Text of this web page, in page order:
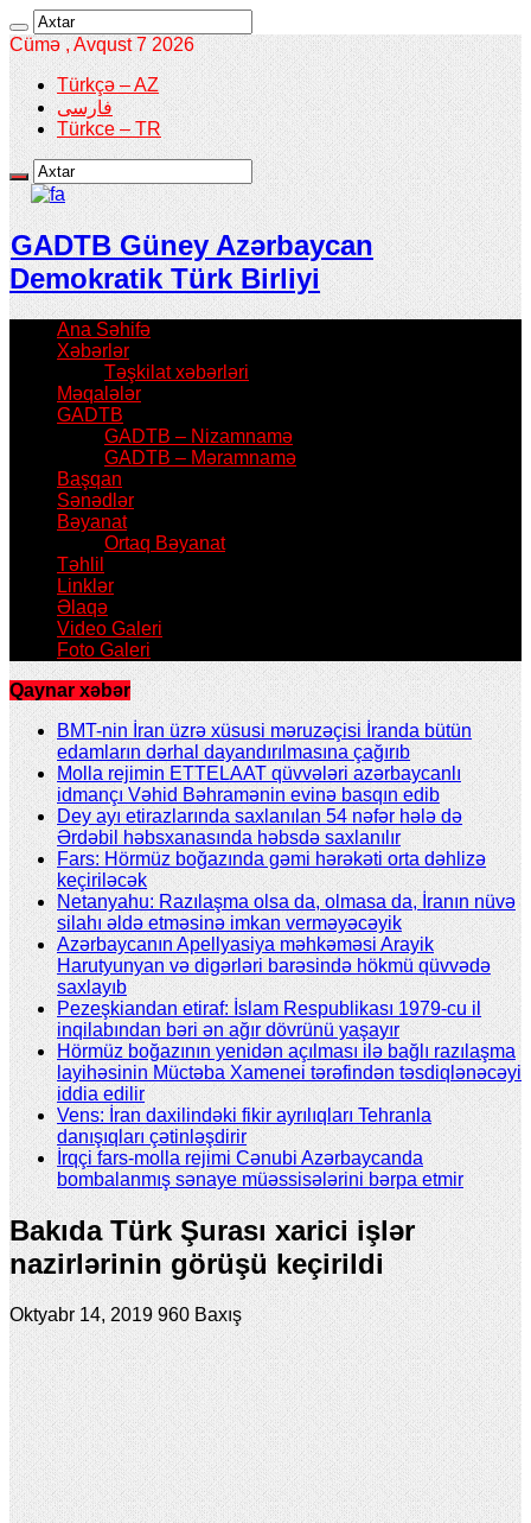
Cümə , Avqust 7 2026
Türkçə – AZ
فارسی
Türkce – TR
GADTB Güney Azərbaycan
Demokratik Türk Birliyi
Ana Səhifə
Xəbərlər
Təşkilat xəbərləri
Məqalələr
GADTB
GADTB – Nizamnamə
GADTB – Məramnamə
Başqan
Sənədlər
Bəyanat
Ortaq Bəyanat
Təhlil
Linklər
Əlaqə
Video Galeri
Foto Galeri
Qaynar xəbər
BMT-nin İran üzrə xüsusi məruzəçisi İranda bütün
edamların dərhal dayandırılmasına çağırıb
Molla rejimin ETTELAAT qüvvələri azərbaycanlı
idmançı Vəhid Bəhramənin evinə basqın edib
Dey ayı etirazlarında saxlanılan 54 nəfər hələ də
Ərdəbil həbsxanasında həbsdə saxlanılır
Fars: Hörmüz boğazında gəmi hərəkəti orta dəhlizə
keçiriləcək
Netanyahu: Razılaşma olsa da, olmasa da, İranın nüvə
silahı əldə etməsinə imkan verməyəcəyik
Azərbaycanın Apellyasiya məhkəməsi Arayik
Harutyunyan və digərləri barəsində hökmü qüvvədə
saxlayıb
Pezeşkiandan etiraf: İslam Respublikası 1979-cu il
inqilabından bəri ən ağır dövrünü yaşayır
Hörmüz boğazının yenidən açılması ilə bağlı razılaşma
layihəsinin Müctəba Xamenei tərəfindən təsdiqlənəcəyi
iddia edilir
Vens: İran daxilindəki fikir ayrılıqları Tehranla
danışıqları çətinləşdirir
İrqçi fars-molla rejimi Cənubi Azərbaycanda
bombalanmış sənaye müəssisələrini bərpa etmir
Bakıda Türk Şurası xarici işlər
nazirlərinin görüşü keçirildi
Oktyabr 14, 2019 960 Baxış